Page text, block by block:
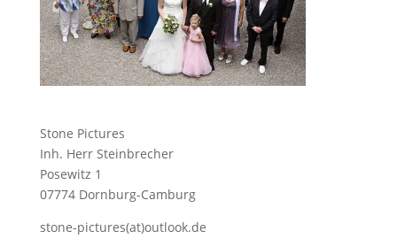
Stone Pictures
Inh. Herr Steinbrecher
Posewitz 1
07774 Dornburg-Camburg
stone-pictures(at)outlook.de